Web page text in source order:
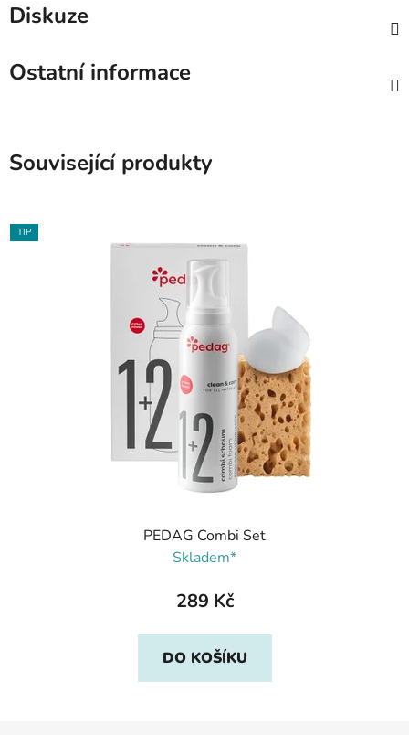
Diskuze
Ostatní informace
Související produkty
TIP
PEDAG Combi Set
Skladem*
289 Kč
DO KOŠÍKU